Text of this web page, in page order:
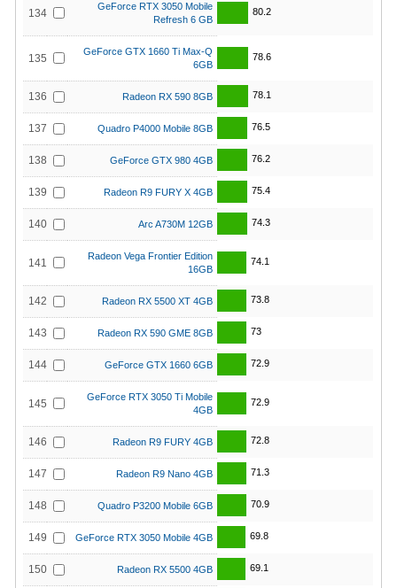
134
GeForce RTX 3050 Mobile
Refresh 6 GB
80.2
135
GeForce GTX 1660 Ti Max-Q
6GB
78.6
136 Radeon RX 590 8GB 78.1
137 Quadro P4000 Mobile 8GB 76.5
138 GeForce GTX 980 4GB 76.2
139 Radeon R9 FURY X 4GB 75.4
140 Arc A730M 12GB 74.3
141
Radeon Vega Frontier Edition
16GB
74.1
142 Radeon RX 5500 XT 4GB 73.8
143 Radeon RX 590 GME 8GB 73
144 GeForce GTX 1660 6GB 72.9
145
GeForce RTX 3050 Ti Mobile
4GB
72.9
146 Radeon R9 FURY 4GB 72.8
147 Radeon R9 Nano 4GB 71.3
148 Quadro P3200 Mobile 6GB 70.9
149 GeForce RTX 3050 Mobile 4GB 69.8
150 Radeon RX 5500 4GB 69.1